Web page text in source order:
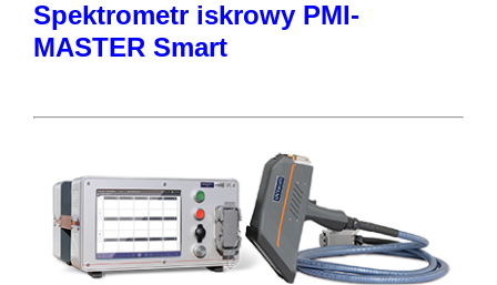
Spektrometr iskrowy PMI-
MASTER Smart